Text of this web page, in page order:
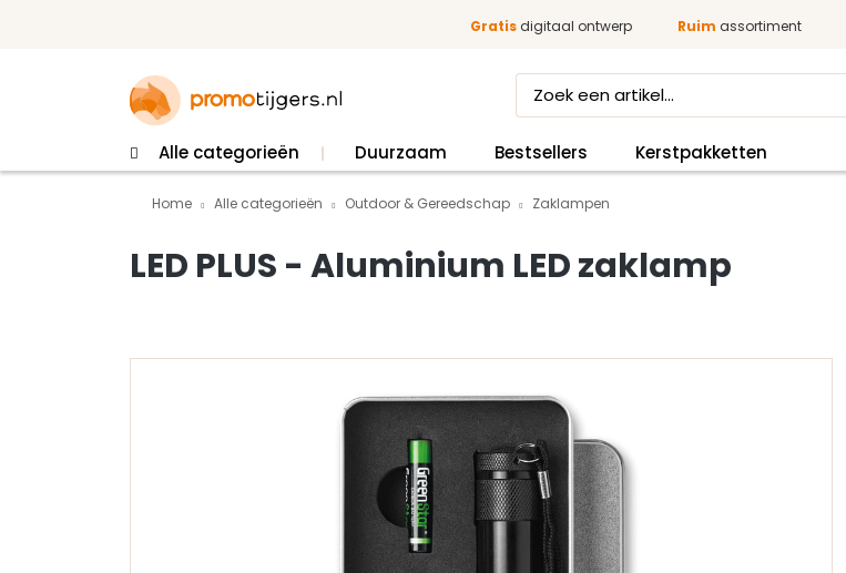
Gratisdigitaal ontwerp Ruim assortiment
Alle categorieën Duurzaam Bestsellers Kerstpakketten
Home Alle categorieën Outdoor & Gereedschap Zaklampen
LED PLUS - Aluminium LED zaklamp